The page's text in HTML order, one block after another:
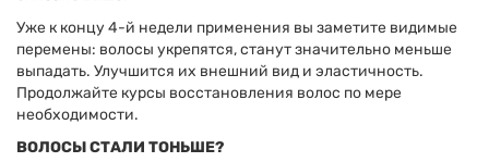
Уже к концу 4-й недели применения вы заметите видимые
перемены: волосы укрепятся, станут значительно меньше
выпадать. Улучшится их внешний вид и эластичность.
Продолжайте курсы восстановления волос по мере
необходимости.
ВОЛОСЫ СТАЛИ ТОНЬШЕ?